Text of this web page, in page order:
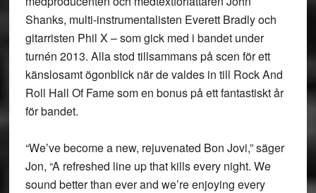
Shanks, multi-instrumentalisten Everett Bradly och
gitarristen Phil X – som gick med i bandet under
turnén 2013. Alla stod tillsammans på scen för ett
känslosamt ögonblick när de valdes in till Rock And
Roll Hall Of Fame som en bonus på ett fantastiskt år
för bandet.
“We’ve become a new, rejuvenated Bon Jovi,” säger
Jon, “A refreshed line up that kills every night. We
sound better than ever and we’re enjoying every